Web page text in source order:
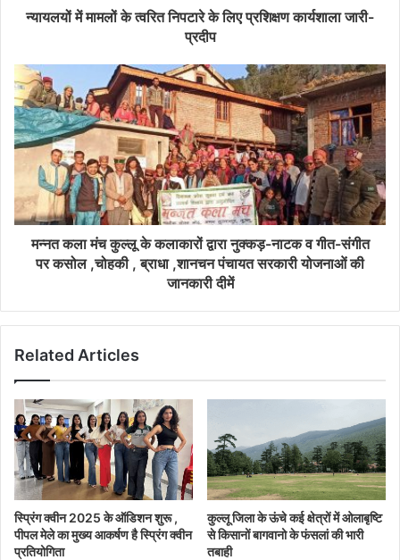
न्यायलयों में मामलों के त्वरित निपटारे के लिए प्रशिक्षण कार्यशाला जारी-
प्रदीप
मन्नत कला मंच कुल्लू के कलाकारों द्वारा नुक्कड़-नाटक व गीत-संगीत
पर कसोल ,चोहकी , ब्राधा ,शानचन पंचायत सरकारी योजनाओं की
जानकारी दीमें
Related Articles
स्प्रिंग क्वीन 2025 के ऑडिशन शुरू ,
पीपल मेले का मुख्य आकर्षण है स्प्रिंग क्वीन
प्रतियोगिता
कुल्लू जिला के ऊंचे कई क्षेत्रों में ओलाबृष्टि
से किसानों बागवानो के फंसलां की भारी
तबाही